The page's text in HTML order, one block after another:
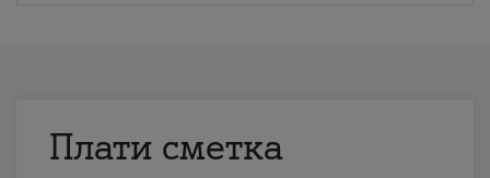
Плати сметка